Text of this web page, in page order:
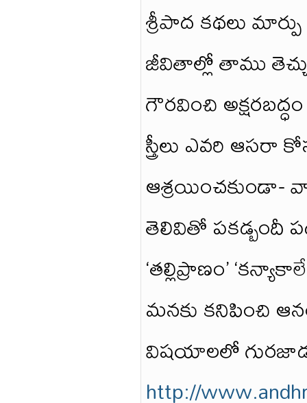
శ్రీపాద కథలు
జీవితాల్లో తాము
గౌరవించి
స్త్రీలు ఎవరి
తెలివితో పకడ్బందీ
‘తల్లిప్రాణం’
మనకు కనిపించి
విషయాలలో
http://